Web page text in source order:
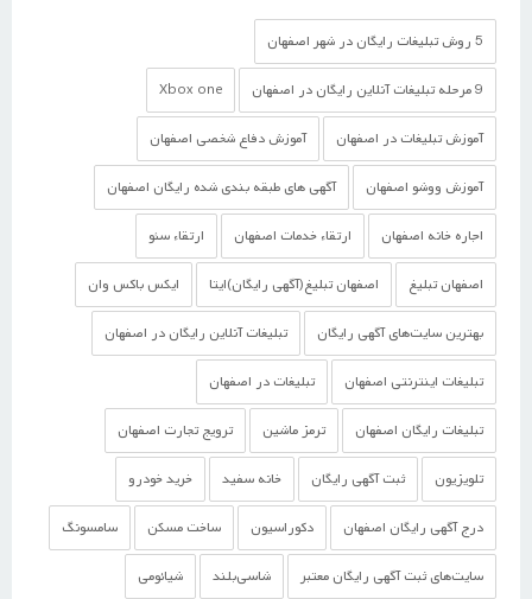
5 روش تبلیغات رایگان در شهر اصفهان
9 مرحله تبلیغات آنلاین رایگان در اصفهان Xbox one
آموزش تبلیغات در اصفهان آموزش دفاع شخصی اصفهان
آموزش ووشو اصفهان آگهی های طبقه بندی شده رایگان اصفهان
اجاره خانه اصفهان ارتقاء خدمات اصفهان ارتقاء سئو
اصفهان تبلیغ اصفهان تبلیغ(آگهی رایگان)ایتا ایکس باکس وان
بهترین سایت‌های آگهی رایگان تبلیغات آنلاین رایگان در اصفهان
تبلیغات اینترنتی اصفهان تبلیغات در اصفهان
تبلیغات رایگان اصفهان ترمز ماشین ترویج تجارت اصفهان
تلویزیون ثبت آگهی رایگان خانه سفید خرید خودرو
درج آگهی رایگان اصفهان دکوراسیون ساخت مسکن سامسونگ
سایت‌های ثبت آگهی رایگان معتبر شاسی‌بلند شیائومی